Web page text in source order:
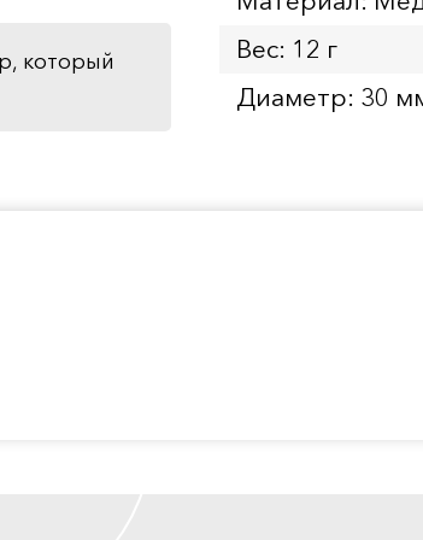
который
Вес: 12 г
Диаметр: 30